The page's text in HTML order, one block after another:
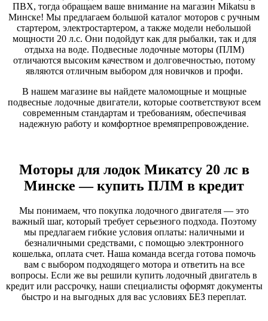
ПВХ, тогда обращаем ваше внимание на магазин Mikatsu в
Минске! Мы предлагаем большой каталог моторов с ручным
стартером, электростартером, а также модели небольшой
мощности 20 л.с. Они подойдут как для рыбалки, так и для
отдыха на воде. Подвесные лодочные моторы (ПЛМ)
отличаются высоким качеством и долговечностью, потому
являются отличным выбором для новичков и профи.
В нашем магазине вы найдете маломощные и мощные
подвесные лодочные двигатели, которые соответствуют всем
современным стандартам и требованиям, обеспечивая
надежную работу и комфортное времяпрепровождение.
Моторы для лодок Микатсу 20 лс в
Минске — купить ПЛМ в кредит
Мы понимаем, что покупка лодочного двигателя — это
важный шаг, который требует серьезного подхода. Поэтому
мы предлагаем гибкие условия оплаты: наличными и
безналичными средствами, с помощью электронного
кошелька, оплата счет. Наша команда всегда готова помочь
вам с выбором подходящего мотора и ответить на все
вопросы. Если же вы решили купить лодочный двигатель в
кредит или рассрочку, наши специалисты оформят документы
быстро и на выгодных для вас условиях БЕЗ переплат.